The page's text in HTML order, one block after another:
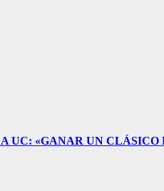
UC: «GANAR UN CLÁSICO